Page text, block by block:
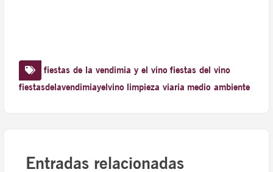
fiestas de la vendimia y el vino fiestas del vino
fiestasdelavendimiayelvino limpieza viaria medio ambiente
Entradas relacionadas